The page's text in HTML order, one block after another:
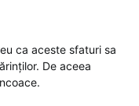
ca aceste sfaturi sa
De aceea